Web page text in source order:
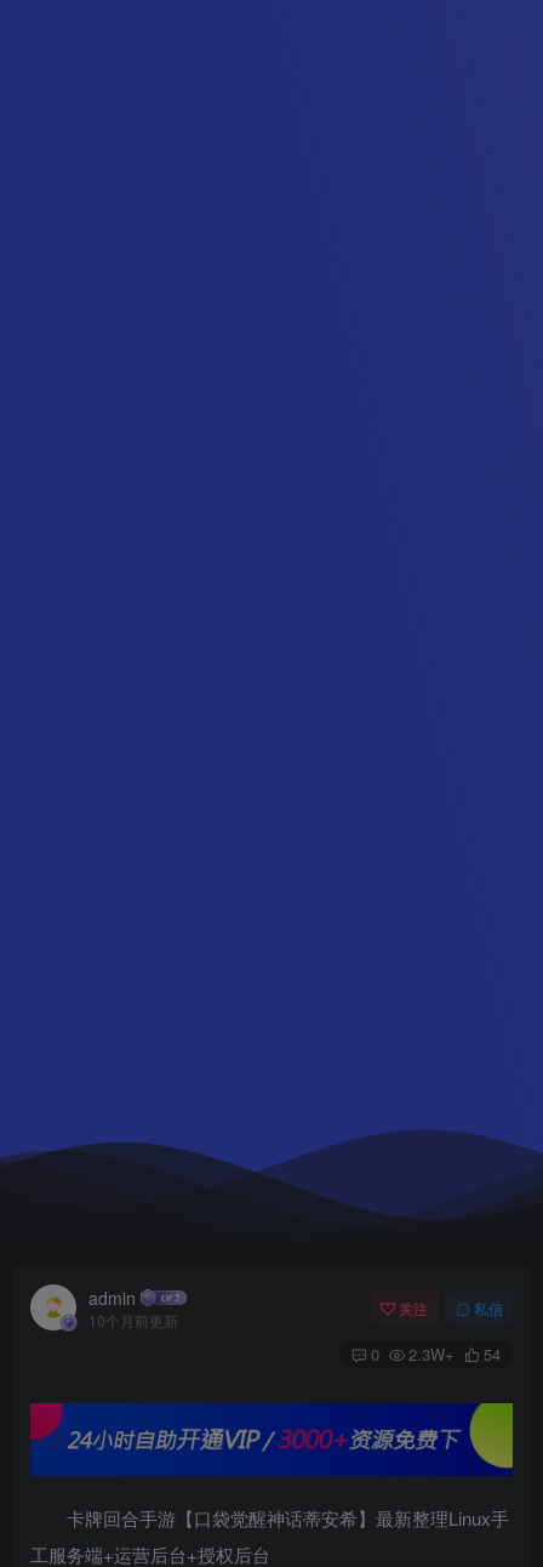
admin
10个月前更新
关注 私信
0 2.3W+ 54
卡牌回合手游【口袋觉醒神话蒂安希】最新整理Linux手
工服务端+运营后台+授权后台